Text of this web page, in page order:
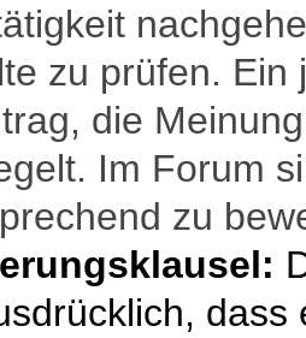
zu prüfen.
die
Im Forum
zu